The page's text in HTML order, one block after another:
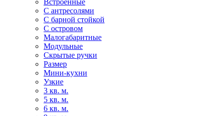
Встроенные
С антресолями
С барной стойкой
С островом
Малогабаритные
Модульные
Скрытые ручки
Размер
Мини-кухни
Узкие
3 кв. м.
5 кв. м.
6 кв. м.